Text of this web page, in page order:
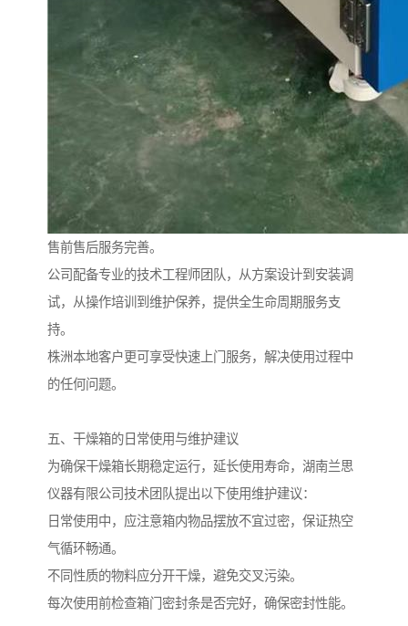
售前售后服务完善。
公司配备专业的技术工程师团队，从方案设计到安装调
试，从操作培训到维护保养，提供全生命周期服务支
持。
株洲本地客户更可享受快速上门服务，解决使用过程中
的任何问题。
五、干燥箱的日常使用与维护建议
为确保干燥箱长期稳定运行，延长使用寿命，湖南兰思
仪器有限公司技术团队提出以下使用维护建议：
日常使用中，应注意箱内物品摆放不宜过密，保证热空
气循环畅通。
不同性质的物料应分开干燥，避免交叉污染。
每次使用前检查箱门密封条是否完好，确保密封性能。